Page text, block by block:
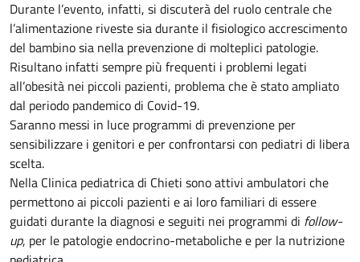
Durante l’evento, infatti, si discuterà del ruolo centrale che
l’alimentazione riveste sia durante il fisiologico accrescimento
del bambino sia nella prevenzione di molteplici patologie.
Risultano infatti sempre più frequenti i problemi legati
all’obesità nei piccoli pazienti, problema che è stato ampliato
dal periodo pandemico di Covid-19.
Saranno messi in luce programmi di prevenzione per
sensibilizzare i genitori e per confrontarsi con pediatri di libera
scelta.
Nella Clinica pediatrica di Chieti sono attivi ambulatori che
permettono ai piccoli pazienti e ai loro familiari di essere
guidati durante la diagnosi e seguiti nei programmi di follow-
up, per le patologie endocrino-metaboliche e per la nutrizione